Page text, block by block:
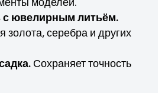
с ювелирным литьём.
золота, серебра и других
Сохраняет точность